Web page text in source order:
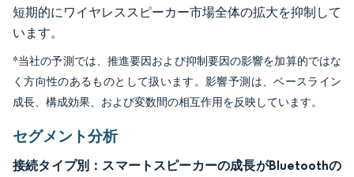
短期的にワイヤレススピーカー市場全体の拡大を抑制して
います。
*当社の予測では、推進要因および抑制要因の影響を加算的ではな
く方向性のあるものとして扱います。影響予測は、ベースライン
成長、構成効果、および変数間の相互作用を反映しています。
セグメント分析
接続タイプ別：スマートスピーカーの成長がBluetoothの